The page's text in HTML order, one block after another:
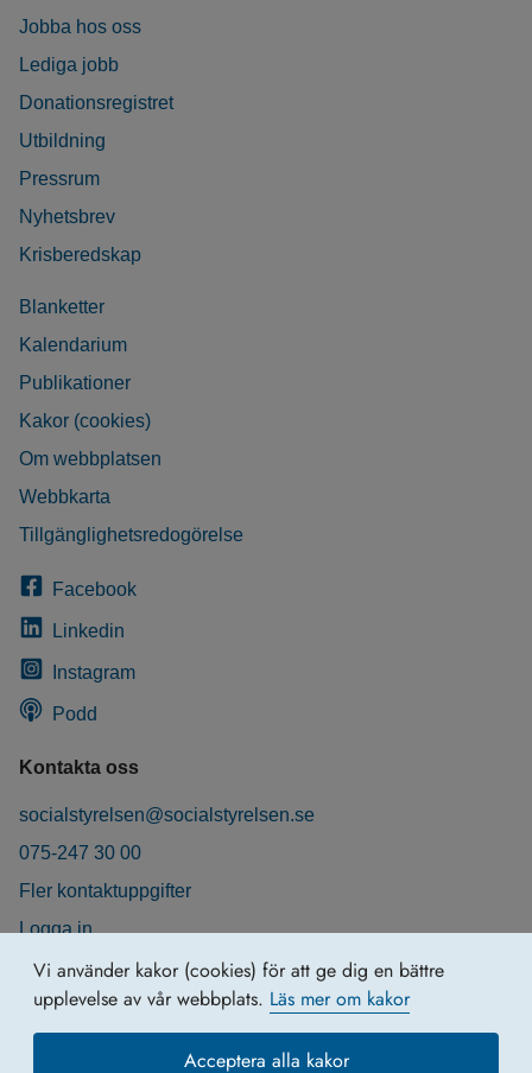
Vi använder kakor (cookies) för att ge dig en bättre
upplevelse av vår webbplats. Läs mer om kakor
Acceptera alla kakor
Jobba hos oss
Lediga jobb
Donationsregistret
Utbildning
Pressrum
Nyhetsbrev
Krisberedskap
Blanketter
Kalendarium
Publikationer
Kakor (cookies)
Om webbplatsen
Webbkarta
Tillgänglighetsredogörelse
Facebook
Linkedin
Instagram
Podd
Kontakta oss
socialstyrelsen@socialstyrelsen.se
075-247 30 00
Fler kontaktuppgifter
Logga in
Behandling av personuppgifter